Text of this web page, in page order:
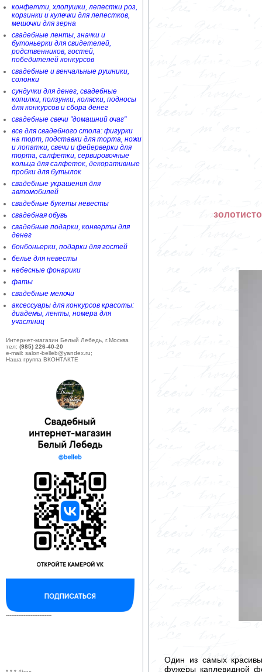
конфетти, хлопушки, лепестки роз,
корзинки и кулечки для лепестков,
мешочки для зерна
свадебные ленты, значки и
бутоньерки для свидетелей,
родственников, гостей,
победителей конкурсов
свадебные и венчальные рушники,
солонки
сундучки для денег, свадебные
копилки, ползунки, коляски, подносы
для конкурсов и сбора денег
свадебные свечи "домашний очаг"
все для свадебного стола: фигурки
на торт, подставки для торта, ножи
и лопатки, свечи и фейерверки для
торта, салфетки, сервировочные
кольца для салфеток, декоративные
пробки для бутылок
свадебные украшения для
автомобилей
свадебные букеты невесты
свадебная обувь
свадебные подарки, конверты для
денег
бонбоньерки, подарки для гостей
белье для невесты
небесные фонарики
фаты
свадебные мелочи
аксессуары для конкурсов красоты:
диадемы, ленты, номера для
участниц
Интернет-магазин Белый Лебедь, г.Москва
тел: (985) 226-40-20
e-mail: salon-belleb@yandex.ru;
Наша группа ВКОНТАКТЕ
--------------------------
Один из самых
фужеры каплевидной